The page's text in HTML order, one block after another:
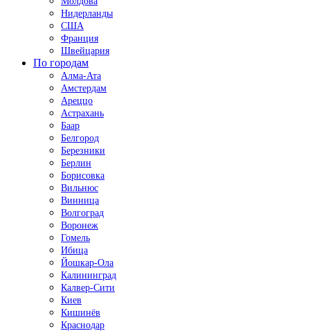
Нидерланды
США
Франция
Швейцария
По городам
Алма-Ата
Амстердам
Ареццо
Астрахань
Баар
Белгород
Березники
Берлин
Борисовка
Вильнюс
Винница
Волгоград
Воронеж
Гомель
Ибица
Йошкар-Ола
Калининград
Калвер-Сити
Киев
Кишинёв
Краснодар